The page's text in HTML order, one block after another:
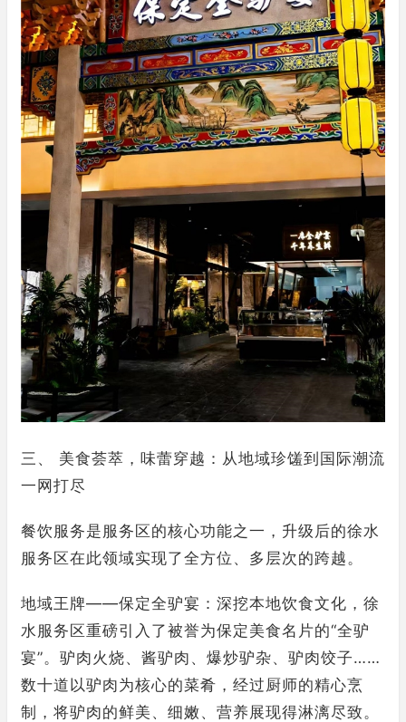
三、 美食荟萃，味蕾穿越：从地域珍馐到国际潮流
一网打尽
餐饮服务是服务区的核心功能之一，升级后的徐水
服务区在此领域实现了全方位、多层次的跨越。
地域王牌——保定全驴宴：深挖本地饮食文化，徐
水服务区重磅引入了被誉为保定美食名片的“全驴
宴”。驴肉火烧、酱驴肉、爆炒驴杂、驴肉饺子……
数十道以驴肉为核心的菜肴，经过厨师的精心烹
制，将驴肉的鲜美、细嫩、营养展现得淋漓尽致。